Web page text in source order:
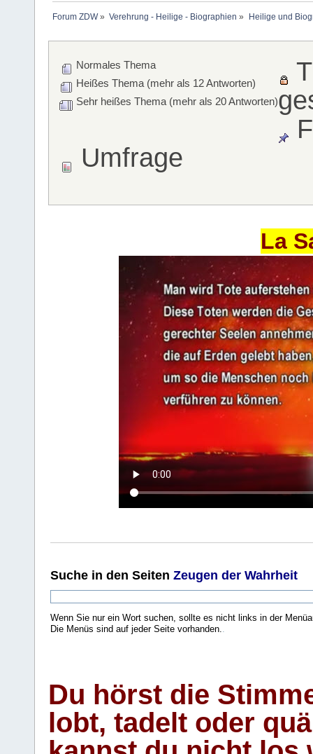
Forum ZDW» Verehrung - Heilige - Biographien » Heilige und
Normales Thema
Heißes Thema (mehr als 12 Antworten)
Sehr heißes Thema (mehr als 20 Antworten)
Umfrage
La
Suche in den Seiten Zeugen der Wahrheit
Wenn Sie nur ein Wort suchen, sollte es nicht links in der
Die Menüs sind auf jeder Seite vorhanden.
Du hörst die
lobt, tadelt oder